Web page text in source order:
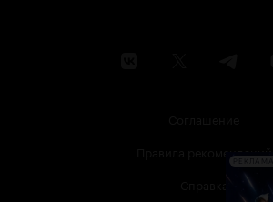
Правила рекомендаций